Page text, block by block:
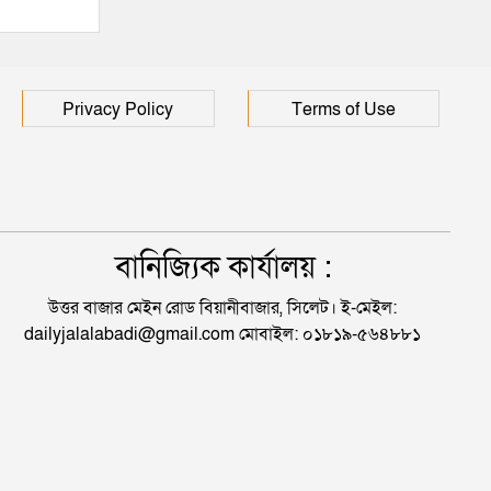
Privacy Policy Terms of Use
বানিজ্যিক কার্যালয় :
উত্তর বাজার মেইন রোড বিয়ানীবাজার, সিলেট। ই-মেইল:
dailyjalalabadi@gmail.com মোবাইল: ০১৮১৯-৫৬৪৮৮১